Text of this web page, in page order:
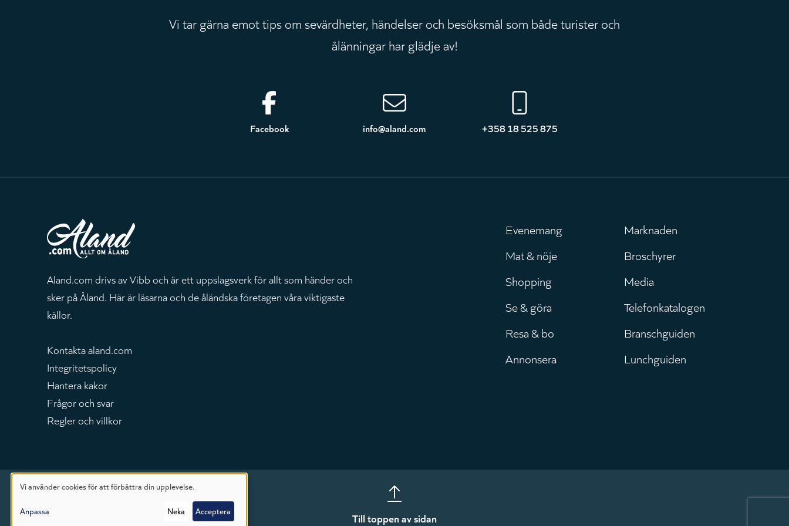
Vi tar gärna emot tips om sevärdheter, händelser och besöksmål som både turister och
ålänningar har glädje av!
Facebook info@aland.com +358 18 525 875
Aland.com drivs av Vibb och är ett uppslagsverk för allt som händer och
sker på Åland. Här är läsarna och de åländska företagen våra viktigaste
källor.
Kontakta aland.com
Integritetspolicy
Hantera kakor
Frågor och svar
Regler och villkor
Huvudmeny
Evenemang
Mat & nöje
Shopping
Se & göra
Resa & bo
Annonsera
Marknaden
Broschyrer
Media
Telefonkatalogen
Branschguiden
Lunchguiden
Till toppen av sidan
Vi använder cookies för att förbättra din upplevelse.
Anpassa Neka Acceptera